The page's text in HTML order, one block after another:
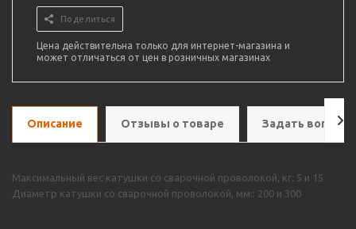
Поделиться
Цена действительна только для интернет-магазина и
может отличаться от цен в розничных магазинах
Описание Отзывы о товаре Задать вопрос
Максимальный вес катушки со сварочной проволокой, кг: 5 и 15
Диаметр катушки со сварочной проволокой, мм:: 200 и 300